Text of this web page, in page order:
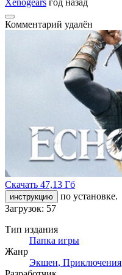
Комментарий удалён
Скачать 47,13 Гб
инструкцию
по установке.
Загрузок: 57
Тип издания
Папка игры
Жанр
Экшен, Приключения